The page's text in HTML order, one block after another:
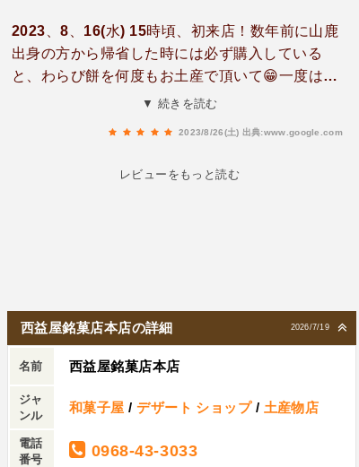
2023、8、16(水) 15時頃、初来店！数年前に山鹿
出身の方から帰省した時には必ず購入している
と、わらび餅を何度もお土産で頂いて😁一度は行
ってみたいなと思っていたお店😁 やっと念願の夢
つでなんとかゲット出来ました😃✌️ 他の商品も購
▼ 続きを読む
2023/8/26(土) 出典:www.google.com
レビューをもっと読む
2026/7/19
西益屋銘菓店本店の詳細
名前 西益屋銘菓店本店
ジャ
ンル
和菓子屋 /デザート ショップ/ 土産物店
電話
番号
0968-43-3033